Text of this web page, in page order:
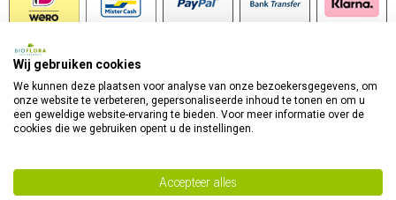
Wij gebruiken cookies
We kunnen deze plaatsen voor analyse van onze bezoekersgegevens, om
onze website te verbeteren, gepersonaliseerde inhoud te tonen en om u
een geweldige website-ervaring te bieden. Voor meer informatie over de
cookies die we gebruiken opent u de instellingen.
Accepteer alles